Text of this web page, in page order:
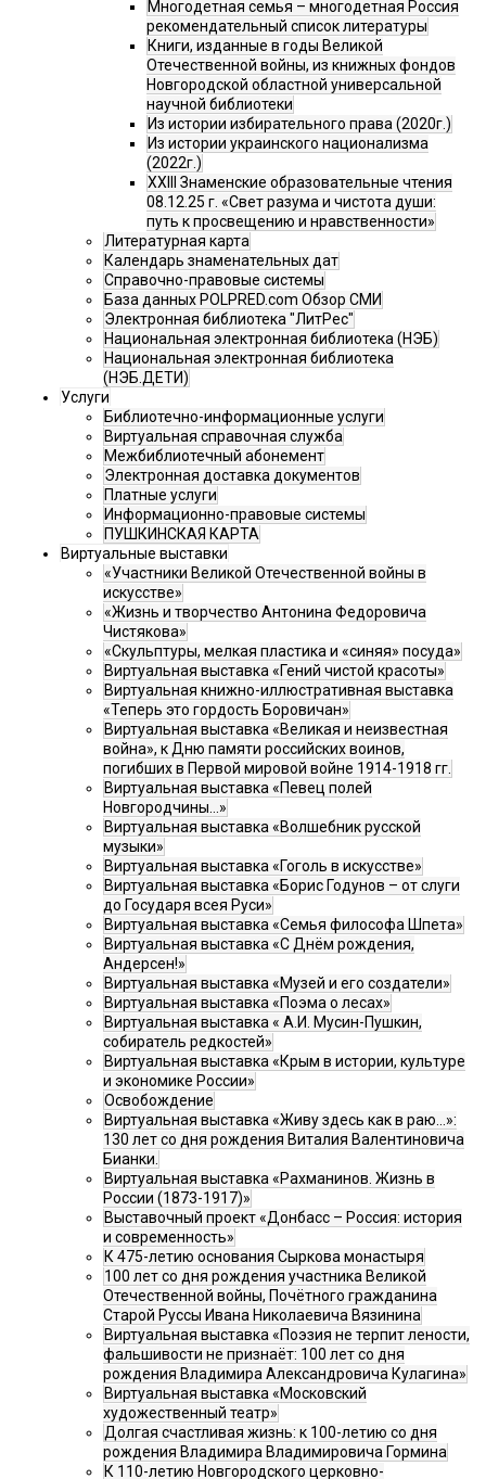
Многодетная семья – многодетная Россия
рекомендательный список литературы
Книги, изданные в годы Великой
Отечественной войны, из книжных фондов
Новгородской областной универсальной
научной библиотеки
Из истории избирательного права (2020г.)
Из истории украинского национализма
(2022г.)
XXIII Знаменские образовательные чтения
08.12.25 г. «Свет разума и чистота души:
путь к просвещению и нравственности»
Литературная карта
Календарь знаменательных дат
Справочно-правовые системы
База данных POLPRED.com Обзор СМИ
Электронная библиотека "ЛитРес"
Национальная электронная библиотека (НЭБ)
Национальная электронная библиотека
(НЭБ.ДЕТИ)
Услуги
Библиотечно-информационные услуги
Виртуальная справочная служба
Межбиблиотечный абонемент
Электронная доставка документов
Платные услуги
Информационно-правовые системы
ПУШКИНСКАЯ КАРТА
Виртуальные выставки
«Участники Великой Отечественной войны в
искусстве»
«Жизнь и творчество Антонина Федоровича
Чистякова»
«Скульптуры, мелкая пластика и «синяя» посуда»
Виртуальная выставка «Гений чистой красоты»
Виртуальная книжно-иллюстративная выставка
«Теперь это гордость Боровичан»
Виртуальная выставка «Великая и неизвестная
война», к Дню памяти российских воинов,
погибших в Первой мировой войне 1914-1918 гг.
Виртуальная выставка «Певец полей
Новгородчины…»
Виртуальная выставка «Волшебник русской
музыки»
Виртуальная выставка «Гоголь в искусстве»
Виртуальная выставка «Борис Годунов – от слуги
до Государя всея Руси»
Виртуальная выставка «Семья философа Шпета»
Виртуальная выставка «С Днём рождения,
Андерсен!»
Виртуальная выставка «Музей и его создатели»
Виртуальная выставка «Поэма о лесах»
Виртуальная выставка « А.И. Мусин-Пушкин,
собиратель редкостей»
Виртуальная выставка «Крым в истории, культуре
и экономике России»
Освобождение
Виртуальная выставка «Живу здесь как в раю…»:
130 лет со дня рождения Виталия Валентиновича
Бианки.
Виртуальная выставка «Рахманинов. Жизнь в
России (1873-1917)»
Выставочный проект «Донбасс – Россия: история
и современность»
К 475-летию основания Сыркова монастыря
100 лет со дня рождения участника Великой
Отечественной войны, Почётного гражданина
Старой Руссы Ивана Николаевича Вязинина
Виртуальная выставка «Поэзия не терпит лености,
фальшивости не признаёт: 100 лет со дня
рождения Владимира Александровича Кулагина»
Виртуальная выставка «Московский
художественный театр»
Долгая счастливая жизнь: к 100-летию со дня
рождения Владимира Владимировича Гормина
К 110-летию Новгородского церковно-